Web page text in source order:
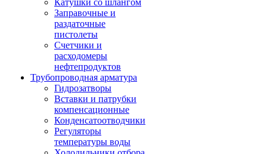
Катушки со шлангом
Заправочные и
раздаточные
пистолеты
Счетчики и
расходомеры
нефтепродуктов
Трубопроводная арматура
Гидрозатворы
Вставки и патрубки
компенсационные
Конденсатоотводчики
Регуляторы
температуры воды